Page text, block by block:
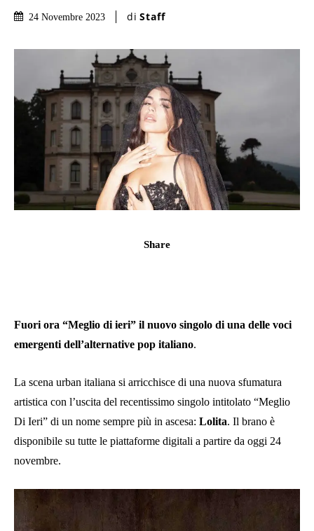
24 Novembre 2023 di Staff
Share
Fuori ora “Meglio di ieri” il nuovo singolo di una delle voci
emergenti dell’alternative pop italiano.
La scena urban italiana si arricchisce di una nuova sfumatura
artistica con l’uscita del recentissimo singolo intitolato “Meglio
Di Ieri” di un nome sempre più in ascesa: Lolita. Il brano è
disponibile su tutte le piattaforme digitali a partire da oggi 24
novembre.